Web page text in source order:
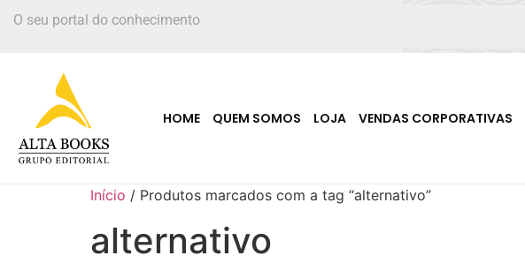
O seu portal do conhecimento
HOME QUEM SOMOS LOJA VENDAS CORPORATIVAS
Início / Produtos marcados com a tag “alternativo”
alternativo